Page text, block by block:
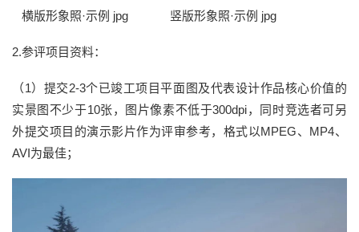
横版形象照·示例 jpg 竖版形象照·示例 jpg
2.参评项目资料：
（1）提交2-3个已竣工项目平面图及代表设计作品核心价值的
实景图不少于10张，图片像素不低于300dpi，同时竞选者可另
外提交项目的演示影片作为评审参考，格式以MPEG、MP4、
AVI为最佳；